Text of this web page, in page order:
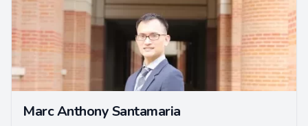
Marc Anthony Santamaria